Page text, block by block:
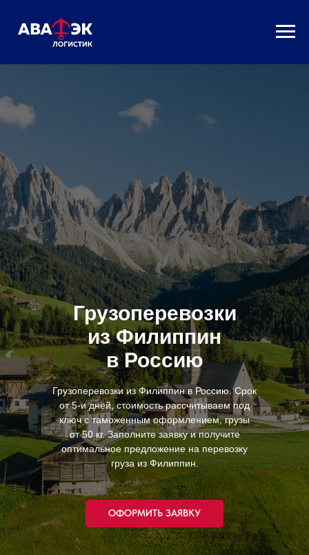
Грузоперевозки
из Филиппин
в Россию
Грузоперевозки из Филиппин в Россию. Срок
от 5-и дней, стоимость рассчитываем под
ключ с таможенным оформлением, грузы
от 50 кг. Заполните заявку и получите
оптимальное предложение на перевозку
груза из Филиппин.
ОФОРМИТЬ ЗАЯВКУ